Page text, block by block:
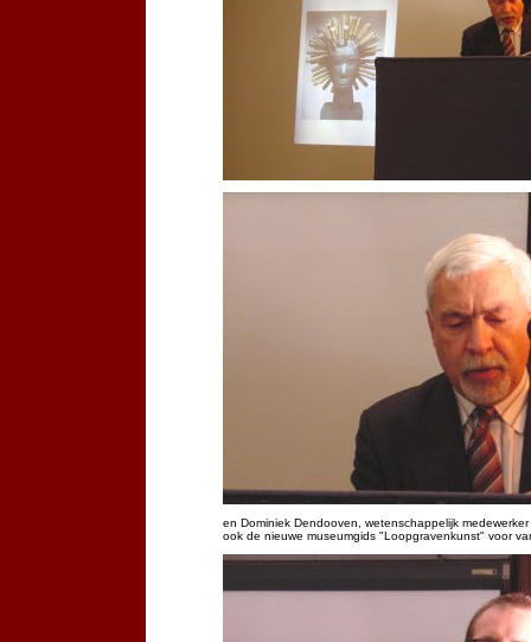
en Dominiek Dendooven, wetenschappelijk medewerker
ook de nieuwe museumgids "Loopgravenkunst" voor